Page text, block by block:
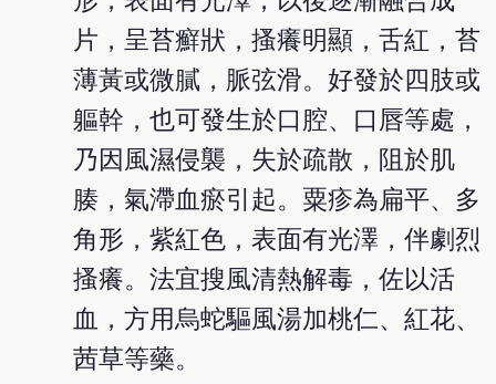
片，呈苔癬狀，搔癢明顯，舌紅，苔
薄黃或微膩，脈弦滑。好發於四肢或
軀幹，也可發生於口腔、口唇等處，
乃因風濕侵襲，失於疏散，阻於肌
腠，氣滯血瘀引起。粟疹為扁平、多
角形，紫紅色，表面有光澤，伴劇烈
搔癢。法宜搜風清熱解毒，佐以活
血，方用烏蛇驅風湯加桃仁、紅花、
茜草等藥。